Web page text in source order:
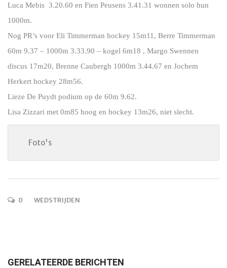
Luca Mebis 3.20.60 en Fien Peusens 3.41.31 wonnen solo hun
1000m.
Nog PR’s voor Eli Timmerman hockey 15m11, Berre Timmerman
60m 9.37 – 1000m 3.33.90 – kogel 6m18 , Margo Swennen
discus 17m20, Brenne Caubergh 1000m 3.44.67 en Jochem
Herkert hockey 28m56.
Lieze De Puydt podium op de 60m 9.62.
Lisa Zizzari met 0m85 hoog en hockey 13m26, niet slecht.
Foto's
0 WEDSTRIJDEN
GERELATEERDE BERICHTEN